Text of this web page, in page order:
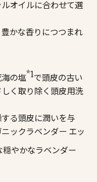
オイルに合わせて選
かな香りにつつまれ
海の塩*1で頭皮の古い
く取り除く頭皮用洗
る頭皮に潤いを与
ックラベンダー エッ
やかなラベンダー